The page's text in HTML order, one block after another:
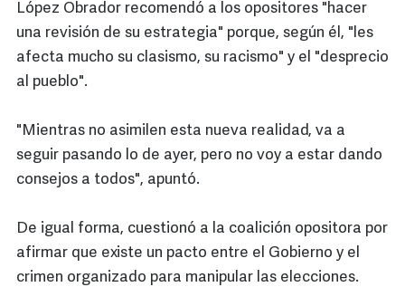
López Obrador recomendó a los opositores "hacer
una revisión de su estrategia" porque, según él, "les
afecta mucho su clasismo, su racismo" y el "desprecio
al pueblo".
"Mientras no asimilen esta nueva realidad, va a
seguir pasando lo de ayer, pero no voy a estar dando
consejos a todos", apuntó.
De igual forma, cuestionó a la coalición opositora por
afirmar que existe un pacto entre el Gobierno y el
crimen organizado para manipular las elecciones.